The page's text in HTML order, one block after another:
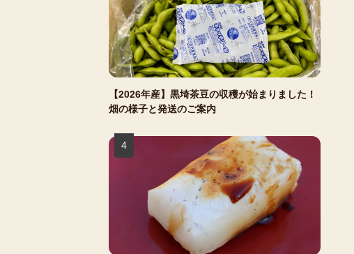
【2026年産】黒埼茶豆の収穫が始まりました！
畑の様子と発送のご案内